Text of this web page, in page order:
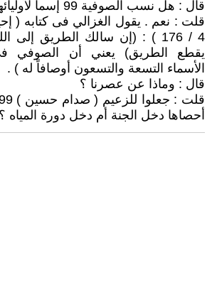
قال : هل نسب الصوفية 99 إسما لآوليائهم ؟
قلت : نعم . يقول الغزالي فى كتابه (
4 / 176 ) : (إن سالك الطريق إلى
يقطع الطريق) يعني أن الصوفي
الأسماء التسعة والتسعون أوصافاً له ) .
قال : وماذا عن عصرنا ؟
أحصاها دخل الجنة أم دخل دورة المياه ؟